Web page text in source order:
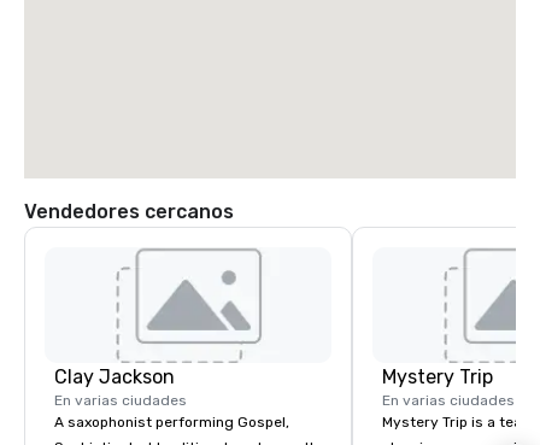
Vendedores cercanos
Clay Jackson
En varias ciudades
A saxophonist performing Gospel,
Mystery Trip
En varias ciudades
Mystery Trip is a